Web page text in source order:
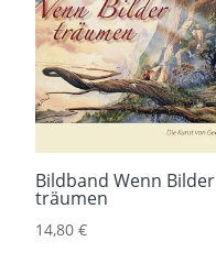
Bildband Wenn Bilder
träumen
14,80 €